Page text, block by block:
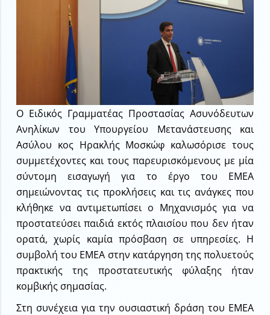
Ο Ειδικός Γραμματέας Προστασίας Ασυνόδευτων
Ανηλίκων του Υπουργείου Μετανάστευσης και
Ασύλου κος Ηρακλής Μοσκώφ καλωσόρισε τους
συμμετέχοντες και τους παρευρισκόμενους με μία
σύντομη εισαγωγή για το έργο του ΕΜΕΑ
σημειώνοντας τις προκλήσεις και τις ανάγκες που
κλήθηκε να αντιμετωπίσει ο Μηχανισμός για να
προστατεύσει παιδιά εκτός πλαισίου που δεν ήταν
ορατά, χωρίς καμία πρόσβαση σε υπηρεσίες. Η
συμβολή του ΕΜΕΑ στην κατάργηση της πολυετούς
πρακτικής της προστατευτικής φύλαξης ήταν
κομβικής σημασίας.
Στη συνέχεια για την ουσιαστική δράση του ΕΜΕΑ